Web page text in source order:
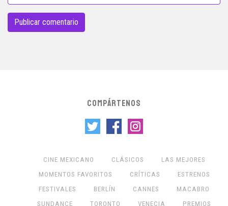
COMPÁRTENOS
CINE MEXICANO CLÁSICOS
LAS MEJORES
MOMENTOS FAVORITOS
CRÍTICAS
ESTRENOS
FESTIVALES
BERLÍN CANNES
MACABRO
SUNDANCE
TORONTO VENECIA PREMIOS